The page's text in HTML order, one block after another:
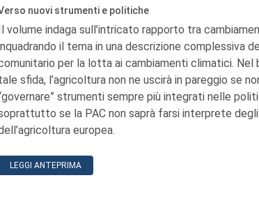
nuovi strumenti e politiche
volume indaga sull’intricato rapporto tra
il tema in una descrizione complessiva
per la lotta ai cambiamenti climatici. Nel
sfida, l’agricoltura non ne uscirà in pareggio se
strumenti sempre più integrati nelle
se la PAC non saprà farsi interprete
europea.
LEGGI ANTEPRIMA